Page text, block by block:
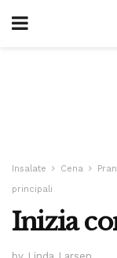
Insalate Cena
principali
Inizia